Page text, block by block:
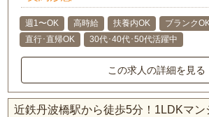
週1〜OK 高時給 扶養内OK ブランク
直行･直帰OK
30代･40代･50代活躍中
この求人の詳細を見る
近鉄丹波橋駅から徒歩5分！1LDKマン